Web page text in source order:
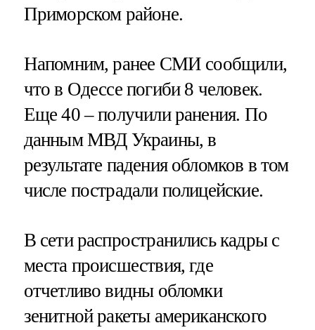
Приморском районе.
Напомним, ранее СМИ сообщили,
что в Одессе погиби 8 человек.
Еще 40 – получили ранения. По
данным МВД Украины, в
результате падения обломков в том
числе пострадали полицейские.
В сети распространились кадры с
места происшествия, где
отчетливо видны обломки
зенитной ракеты американского